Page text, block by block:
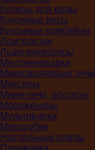
Кулеры для воды
Кухонные весы
Кухонные комбайны
Ломтерезки
Льдогенераторы
Медленноварки
Микроволновые печи
Миксеры
Мини-печи, ростеры
Мороженицы
Мультиварки
Мясорубки
Настольные плиты
Пароварки